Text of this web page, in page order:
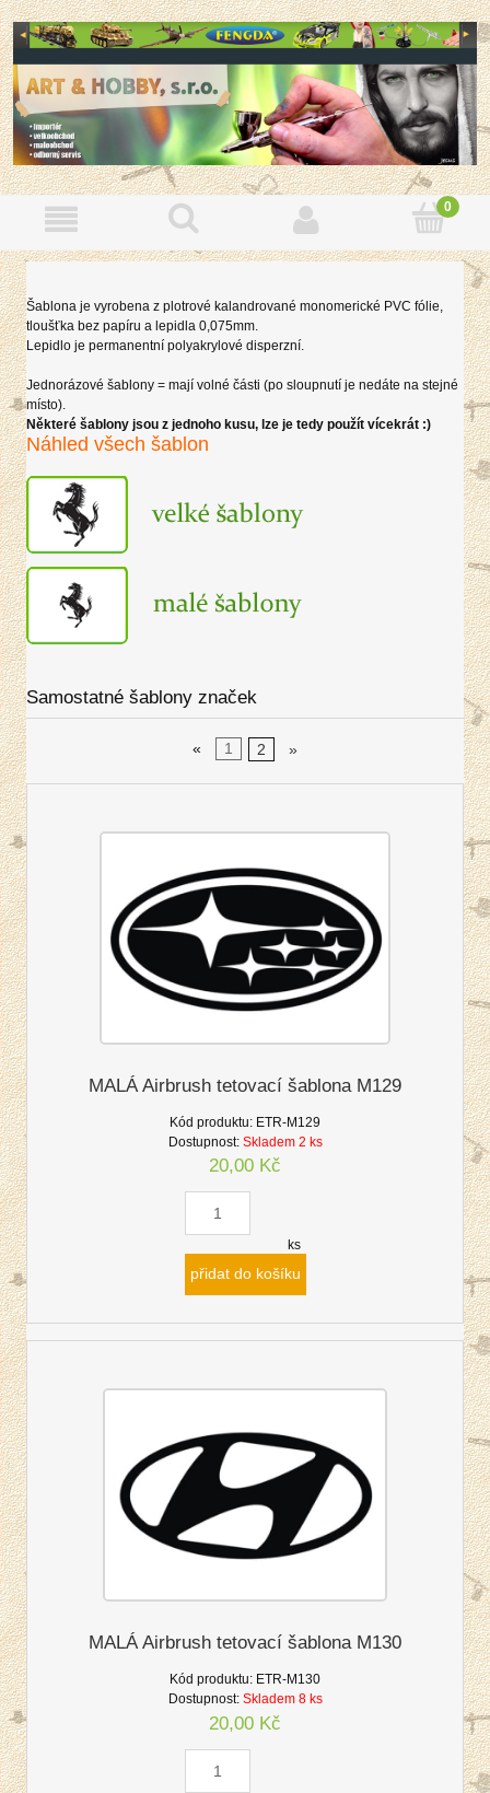
Šablona je vyrobena z plotrové kalandrované monomerické PVC fólie,
tloušťka bez papíru a lepidla 0,075mm.
Lepidlo je permanentní polyakrylové disperzní.
Jednorázové šablony = mají volné části (po sloupnutí je nedáte na stejné
místo).
Některé šablony jsou z jednoho kusu, lze je tedy použít vícekrát :)
Náhled všech šablon
Samostatné šablony značek
« 1 2 »
MALÁ Airbrush tetovací šablona M129
Kód produktu: ETR-M129
Dostupnost: Skladem 2 ks
20,00 Kč
ks
přidat do košíku
MALÁ Airbrush tetovací šablona M130
Kód produktu: ETR-M130
Dostupnost: Skladem 8 ks
20,00 Kč